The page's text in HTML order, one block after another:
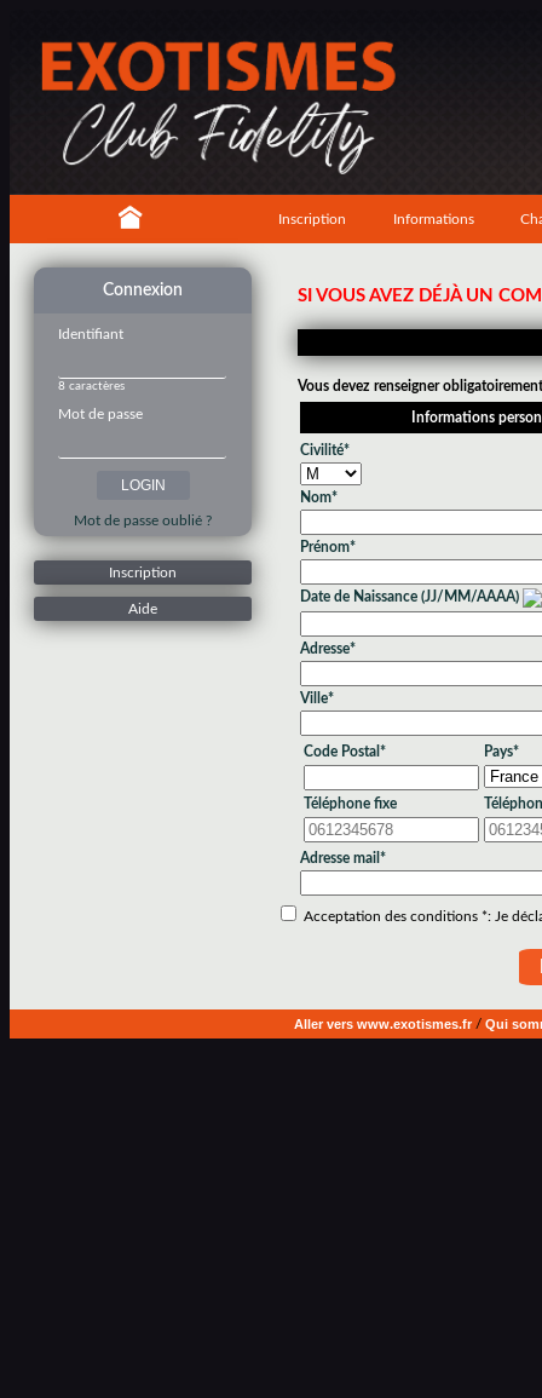
Inscription Informations
Connexion
Identifiant
8 caractères
Mot de passe
Mot de passe oublié ?
Inscription
Aide
SI VOUS AVEZ DÉJÀ UN
Vous devez renseigner
Informations
Civilité*
Nom*
Prénom*
Date de Naissance (JJ/MM/AAAA)
Adresse*
Ville*
Code Postal* Pays*
Téléphone fixe
Adresse mail*
Acceptation des conditions *: Je
Aller vers www.exotismes.fr/ Qui